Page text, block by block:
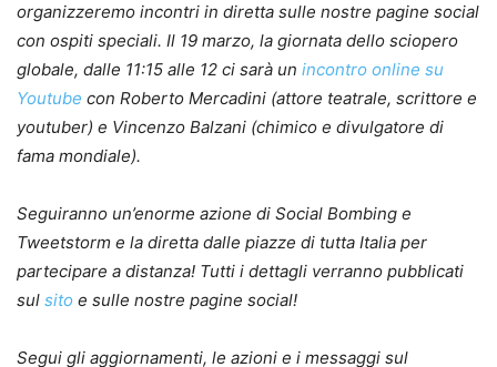
organizzeremo incontri in diretta sulle nostre pagine social
con ospiti speciali. Il 19 marzo, la giornata dello sciopero
globale, dalle 11:15 alle 12 ci sarà un incontro online su
Youtube con Roberto Mercadini (attore teatrale, scrittore e
youtuber) e Vincenzo Balzani (chimico e divulgatore di
fama mondiale).
Seguiranno un’enorme azione di Social Bombing e
Tweetstorm e la diretta dalle piazze di tutta Italia per
partecipare a distanza! Tutti i dettagli verranno pubblicati
sul sito e sulle nostre pagine social!
Segui gli aggiornamenti, le azioni e i messaggi sul